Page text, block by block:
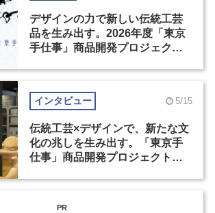
デザインの力で新しい伝統工芸
品を生み出す。2026年度「東京
手仕事」商品開発プロジェクト
インタビュー 5/15
伝統工芸×デザインで、新たな文
化の兆しを生み出す。「東京手
仕事」商品開発プロジェクト受
PR